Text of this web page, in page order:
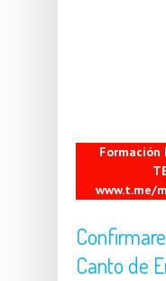
www.t.me/
Canto de